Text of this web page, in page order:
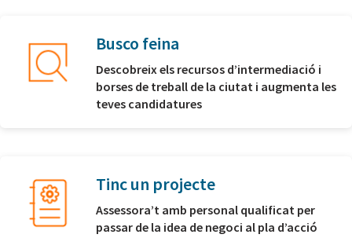
Busco feina
Descobreix els recursos d’intermediació i
borses de treball de la ciutat i augmenta les
teves candidatures
Tinc un projecte
Assessora’t amb personal qualificat per
passar de la idea de negoci al pla d’acció